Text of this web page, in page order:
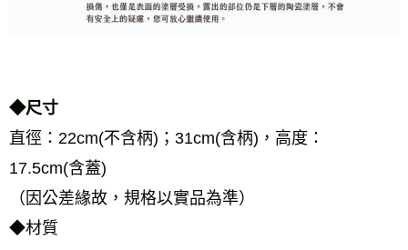
◆尺寸
直徑：22cm(不含柄)；31cm(含柄)，高度：
17.5cm(含蓋)
（因公差緣故，規格以實品為準）
◆材質